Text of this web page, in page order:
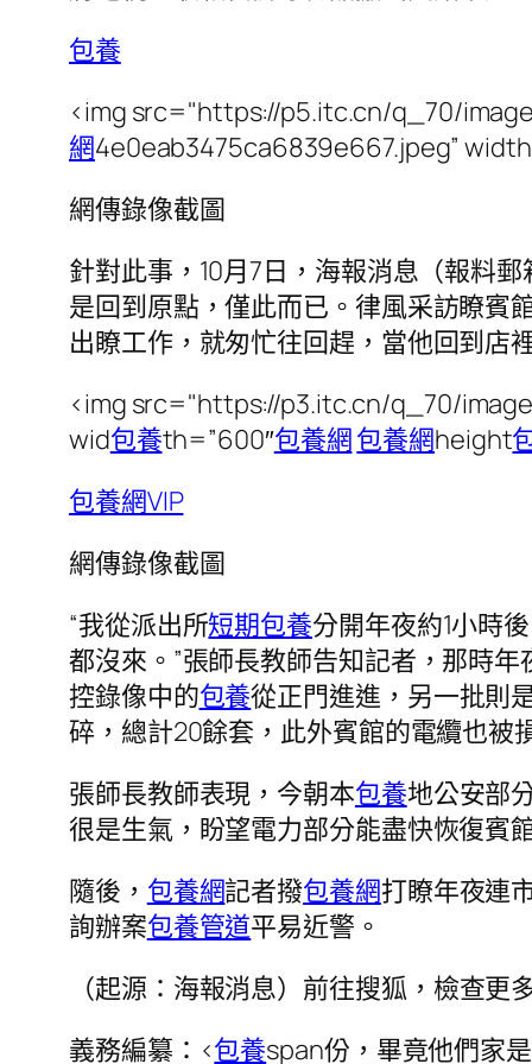
包養
<img src="https://p5.itc.cn/q_70/
網4e0eab3475ca6839e667.jpeg”
網傳錄像截圖
針對此事，10月7日，海報消息（報料
是回到原點，僅此而已。律風采訪瞭賓
出瞭工作，就匆忙往回趕，當他回到店
<img src="https://p3.itc.cn/q_70/
wid包養th=”600″包養網包養網height
包養網VIP
網傳錄像截圖
“我從派出所短期包養分開年夜約1小時
都沒來。”張師長教師告知記者，那時
控錄像中的包養從正門進進，另一批則
碎，總計20餘套，此外賓館的電纜也被
張師長教師表現，今朝本包養地公安部
很是生氣，盼望電力部分能盡快恢復賓
隨後， 包養網記者撥包養網打瞭年夜連
詢辦案包養管道平易近警。
（起源：海報消息） 前往搜狐，檢查更
義務編纂：<包養span份，畢竟他們家